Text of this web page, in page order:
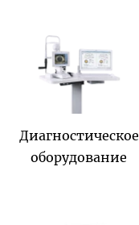
Диагностическое
оборудование